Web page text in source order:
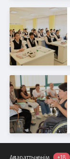
Ақпараттық өнім +18